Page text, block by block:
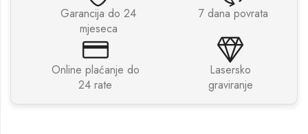
Garancija do 24
mjeseca
7 dana povrata
Online plaćanje do
24 rate
Lasersko
graviranje